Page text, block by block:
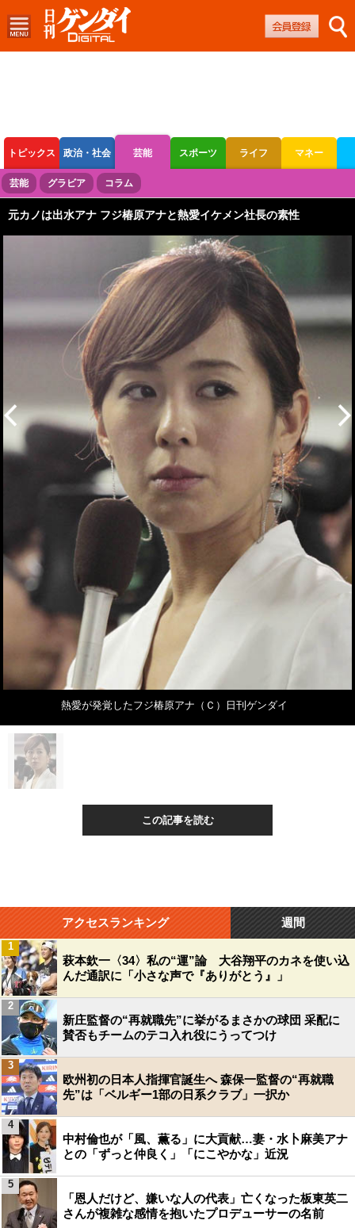
トピックス 政治・社会 芸能 スポーツ ライフ マネー
ボートレース 競輪 オートレース
芸能 グラビア コラム
元カノは出水アナ フジ椿原アナと熱愛イケメン社長の素性
熱愛が発覚したフジ椿原アナ（Ｃ）日刊ゲンダイ
この記事を読む
アクセスランキング 週間
萩本欽一〈34〉私の“運”論 大谷翔平のカネを使い込
んだ通訳に「小さな声で『ありがとう』」
1
新庄監督の“再就職先”に挙がるまさかの球団 采配に
賛否もチームのテコ入れ役にうってつけ
2
欧州初の日本人指揮官誕生へ 森保一監督の“再就職
先”は「ベルギー1部の日系クラブ」一択か
3
中村倫也が「風、薫る」に大貢献…妻・水卜麻美アナ
との「ずっと仲良く」「にこやかな」近況
4
「恩人だけど、嫌いな人の代表」亡くなった板東英二
さんが複雑な感情を抱いたプロデューサーの名前
5